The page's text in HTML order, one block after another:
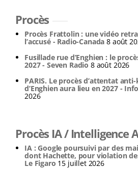
Procès
Procès Frattolin : une vidéo
l’accusé - Radio-Canada 8 août
Fusillade rue d’Enghien : le
2027 - Seven Radio 8 août 2026
PARIS. Le procès d’attentat
d’Enghien aura lieu en 2027 -
2026
Procès IA / Intelligence
IA : Google poursuivi par des
dont Hachette, pour violation
Le Figaro 15 juillet 2026